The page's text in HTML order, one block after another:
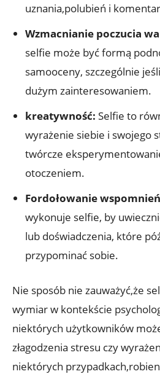
uznania,polubień i
Wzmacnianie poczucia⁢
selfie może być formą
samooceny, ‍szczególnie
dużym zainteresowaniem.
kreatywność: Selfie to
wyrażenie siebie i swojego
twórcze
otoczeniem.
Fordołowanie
wykonuje selfie, by
lub doświadczenia, które⁣
przypominać‍ sobie.
Nie sposób nie zauważyć,że
wymiar w kontekście
niektórych użytkowników
złagodzenia stresu czy
niektórych